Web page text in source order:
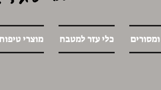
כלי עזר למטבח מוצרי טיפוח